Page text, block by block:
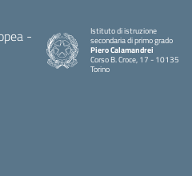
Istituto di istruzione
secondaria di primo grado
Piero Calamandrei
Corso B. Croce, 17 - 10135
Torino